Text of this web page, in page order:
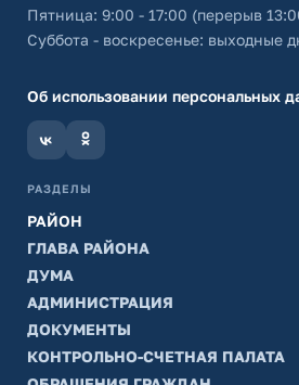
Пятница: 9:00 - 17:00 (перерыв
Суббота - воскресенье: выходные
Об использовании персональных
РАЗДЕЛЫ
РАЙОН
ГЛАВА РАЙОНА
ДУМА
АДМИНИСТРАЦИЯ
ДОКУМЕНТЫ
КОНТРОЛЬНО-СЧЕТНАЯ ПАЛАТА